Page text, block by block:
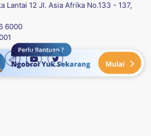
Lantai 12 Jl. Asia Afrika No.133 - 137,
6000